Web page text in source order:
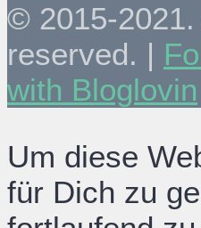
© 2015-
reserved. |
with Bloglovin
Um diese
für Dich zu